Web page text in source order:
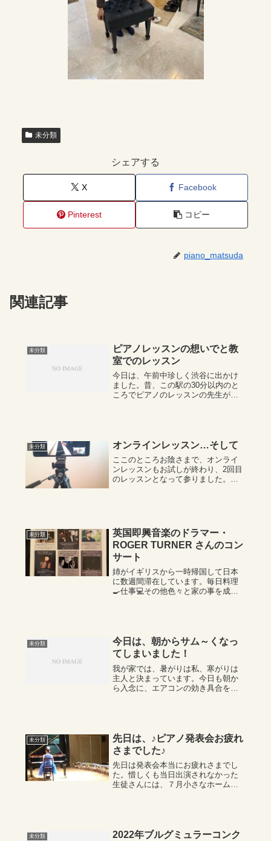
未分類
シェアする
X Facebook
Pinterest コピー
piano_matsuda
関連記事
未分類
ピアノレッスンの想いでと教
室でのレッスン
今日は、午前中珍しく渋谷に出かけ
ました。昔、この駅の30分以内のと
ころでピアノのレッスンの先生がい
に寄っ...
未分類 オンラインレッスン…そして
ここのところお陰さまで、オンライ
ンレッスンもお試しが終わり、2回目
のレッスンとなって参りました。何
の代わりに課...
未分類
英国即興音楽のドラマー・
ROGER TURNER さんのコン
サート
姉がイギリスから一時帰国して日本
に数週間滞在しています。毎日料理
🍳仕事💻その他色々と家の事を成し
齢にもかかわらず、大変...
未分類
今日は、朝からサム～くなっ
てしまいました！
我が家では、暑がりは私、寒がりは
主人と決まっています。今日も朝か
ら入念に、エアコンの効き具合をチ
言い残して出勤し...
未分類
先日は、♪ピアノ発表会お疲れ
さまでした♪
先日は発表会本当にお疲れさまでし
た。惜しくも当日出演されなかった
生徒さんには、７月小さなホームコ
発表会をキャンセル...
未分類
2022年ブルグミュラーコンク